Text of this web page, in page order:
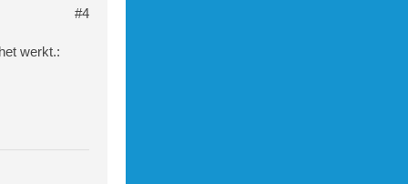
#4
werkt.: